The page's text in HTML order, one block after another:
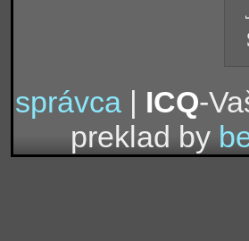
správca| ICQ-
preklad by